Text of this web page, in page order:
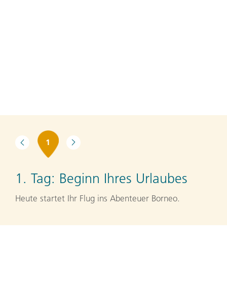
1
1. Tag: Beginn Ihres Urlaubes
Heute startet Ihr Flug ins Abenteuer Borneo.